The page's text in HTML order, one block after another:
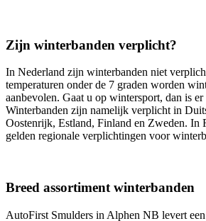
Zijn winterbanden verplicht?
In Nederland zijn winterbanden niet
temperaturen onder de 7 graden worden
aanbevolen. Gaat u op wintersport, dan is er
Winterbanden zijn namelijk verplicht in
Oostenrijk, Estland, Finland en Zweden. In
gelden regionale verplichtingen voor
Breed assortiment winterbanden
AutoFirst Smulders in Alphen NB levert